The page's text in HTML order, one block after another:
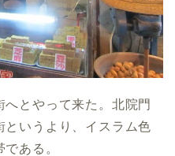
とやって来た。北院門
いうより、イスラム色
ある。